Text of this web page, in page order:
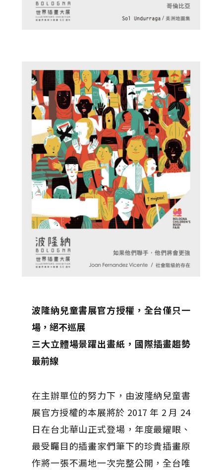
波隆納兒童書展官方授權，全台僅只一
場，絕不巡展
三大立體場景躍出畫紙，國際插畫趨勢
最前線
在主辦單位的努力下，由波隆納兒童書
展官方授權的本展將於 2017 年 2 月 24
日在台北華山正式登場，年度最耀眼、
最受矚目的插畫家們筆下的珍貴插畫原
作將一張不漏地一次完整公開，全台唯